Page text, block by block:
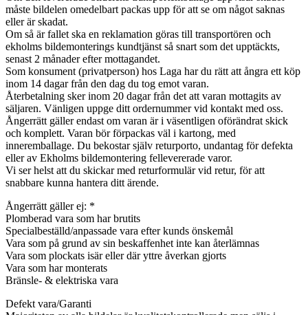
måste bildelen omedelbart packas upp för att se om något saknas
eller är skadat.
Om så är fallet ska en reklamation göras till transportören och
ekholms bildemonterings kundtjänst så snart som det upptäckts,
senast 2 månader efter mottagandet.
Som konsument (privatperson) hos Laga har du rätt att ångra ett köp
inom 14 dagar från den dag du tog emot varan.
Återbetalning sker inom 20 dagar från det att varan mottagits av
säljaren. Vänligen uppge ditt ordernummer vid kontakt med oss.
Ångerrätt gäller endast om varan är i väsentligen oförändrat skick
och komplett. Varan bör förpackas väl i kartong, med
inneremballage. Du bekostar själv returporto, undantag för defekta
eller av Ekholms bildemontering fellevererade varor.
Vi ser helst att du skickar med returformulär vid retur, för att
snabbare kunna hantera ditt ärende.
Ångerrätt gäller ej: *
Plomberad vara som har brutits
Specialbeställd/anpassade vara efter kunds önskemål
Vara som på grund av sin beskaffenhet inte kan återlämnas
Vara som plockats isär eller där yttre åverkan gjorts
Vara som har monterats
Bränsle- & elektriska vara
Defekt vara/Garanti